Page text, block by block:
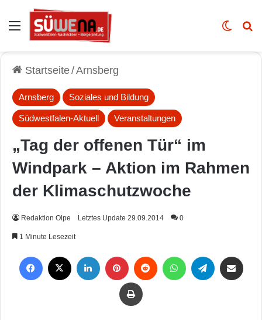
Auswahl Skin
Startseite/Arnsberg
Arnsberg Soziales und Bildung
Südwestfalen-Aktuell Veranstaltungen
„Tag der offenen Tür“ im
Windpark – Aktion im Rahmen
der Klimaschutzwoche
Redaktion Olpe Letztes Update 29.09.2014 0
1 Minute Lesezeit
Drucken